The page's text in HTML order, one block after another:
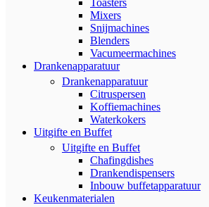
Toasters
Mixers
Snijmachines
Blenders
Vacumeermachines
Drankenapparatuur
Drankenapparatuur
Citruspersen
Koffiemachines
Waterkokers
Uitgifte en Buffet
Uitgifte en Buffet
Chafingdishes
Drankendispensers
Inbouw buffetapparatuur
Keukenmaterialen